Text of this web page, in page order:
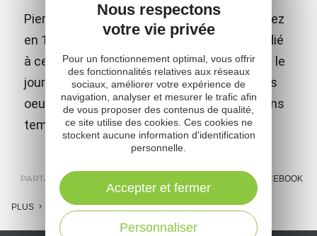
Pierre Soulages, peintre et graveur né à Rodez
en 1919, est décédé en 2022. Un musée dédié
à cet artiste de notoriété internationale voit le
jour en 2014 dans sa ville natale. Il abrite des
oeuvres de l'artiste et de grandes expositions
temporaires.
PARTAGER : FACEBOOK
PLUS
Nous respectons
votre vie privée
Pour un fonctionnement optimal, vous offrir
des fonctionnalités relatives aux réseaux
sociaux, améliorer votre expérience de
navigation, analyser et mesurer le trafic afin
de vous proposer des contenus de qualité,
ce site utilise des cookies. Ces cookies ne
stockent aucune information d'identification
personnelle.
Personnaliser
Accepter et fermer